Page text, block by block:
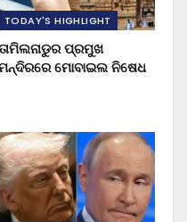
TODAY'S HIGHLIGHT
ପ୍ରମୁଖ
ମୋବାଇଲ ନିଷେଧ